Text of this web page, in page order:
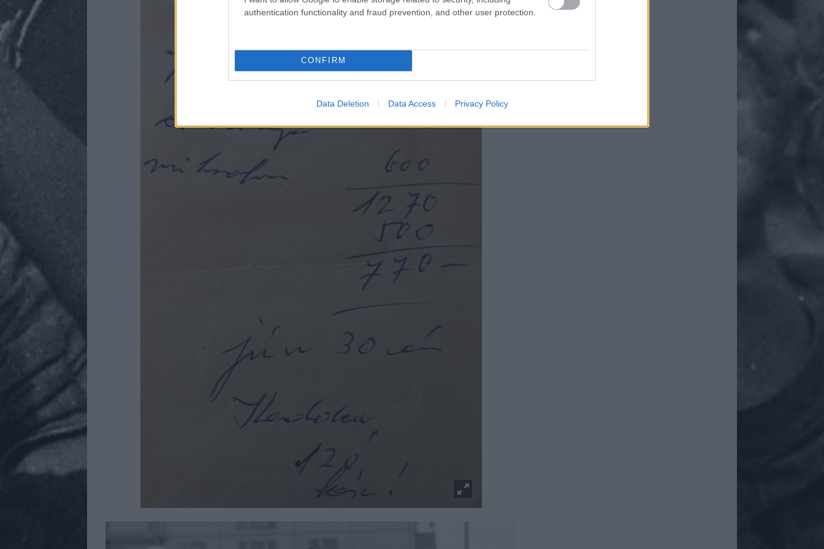
authentication functionality and fraud prevention, and other user protection.
CONFIRM
Data Deletion Data Access Privacy Policy